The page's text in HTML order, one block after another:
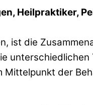
Heilpraktiker,
die
der